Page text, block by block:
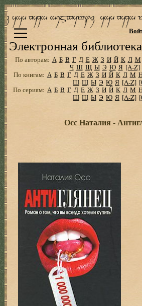
Электронная
По авторам: А Б В Г Д Е Ж З И Й К Л М
Ч Ш Щ Ы Э Ю Я [A-Z]
По книгам: А Б В Г Д Е Ж З И Й К Л М
Ш Щ Ы Э Ю Я [A-Z]
По сериям: А Б В Г Д Е Ж З И Й К Л М
Ш Щ Ы Э Ю Я [A-Z]
Осс Наталия -